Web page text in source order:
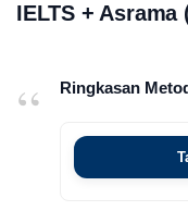
IELTS +
Ringkasan